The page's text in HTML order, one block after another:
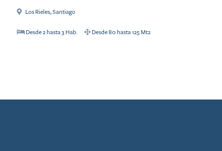
Los Rieles,Santiago
Desde2 hasta3 Hab. Desde80 hasta125Mt2